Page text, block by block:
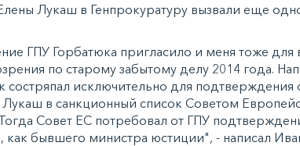
Лукаш в Генпрокуратуру вызвали еще
ГПУ Горбатюка пригласило и меня тоже для
по старому забытому делу 2014 года.
состряпал исключительно для подтверждения
в санкционный список Советом
Совет ЕС потребовал от ГПУ
как бывшего министра юстиции", - написал